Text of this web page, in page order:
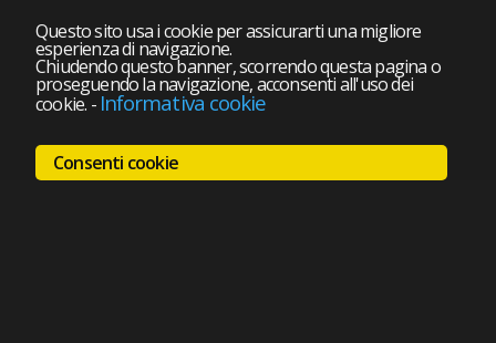
Questo sito usa i cookie per assicurarti una migliore
esperienza di navigazione.
Chiudendo questo banner, scorrendo questa pagina o
proseguendo la navigazione, acconsenti all'uso dei
cookie. - Informativa cookie
Consenti cookie